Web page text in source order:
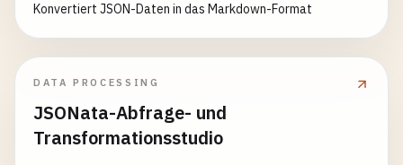
Konvertiert JSON-Daten in das Markdown-Format
DATA PROCESSING
JSONata-Abfrage- und
Transformationsstudio